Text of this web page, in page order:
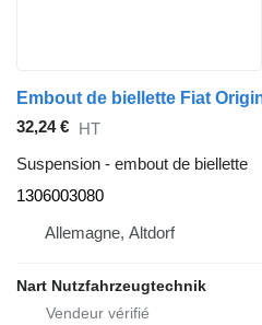
32,24 € HT
Suspension - embout de biellette
1306003080
Allemagne, Altdorf
Nart Nutzfahrzeugtechnik